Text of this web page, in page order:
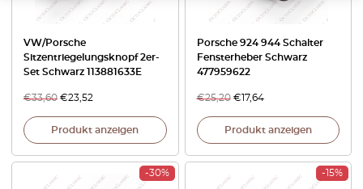
VW/Porsche
Sitzentriegelungsknopf 2er-
Set Schwarz 113881633E
€33,60 €23,52
Produkt anzeigen
Porsche 924 944 Schalter
Fensterheber Schwarz
477959622
€25,20 €17,64
Produkt anzeigen
-30% -15%